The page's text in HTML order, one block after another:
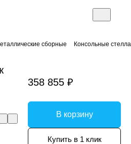
сборные Консольные
358 855 ₽
В корзину
Купить в 1 клик